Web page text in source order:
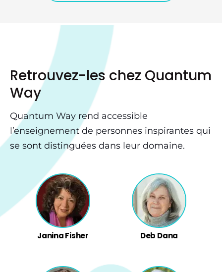
Retrouvez-les chez Quantum
Way
Quantum Way rend accessible
l’enseignement de personnes inspirantes qui
se sont distinguées dans leur domaine.
Janina Fisher Deb Dana